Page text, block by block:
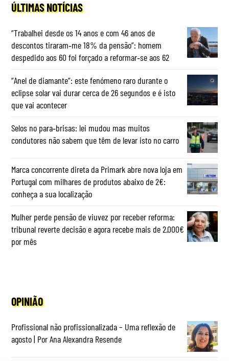
ÚLTIMAS NOTÍCIAS
“Trabalhei desde os 14 anos e com 46 anos de
descontos tiraram‑me 18% da pensão”: homem
despedido aos 60 foi forçado a reformar‑se aos 62
“Anel de diamante”: este fenómeno raro durante o
eclipse solar vai durar cerca de 26 segundos e é isto
que vai acontecer
Selos no para‑brisas: lei mudou mas muitos
condutores não sabem que têm de levar isto no carro
Marca concorrente direta da Primark abre nova loja em
Portugal com milhares de produtos abaixo de 2€:
conheça a sua localização
Mulher perde pensão de viuvez por receber reforma:
tribunal reverte decisão e agora recebe mais de 2.000€
por mês
OPINIÃO
Profissional não profissionalizada – Uma reflexão de
agosto | Por Ana Alexandra Resende